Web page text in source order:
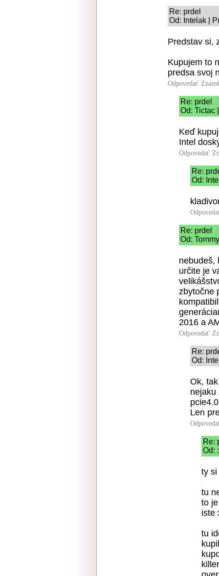
Re: prdel
Od: Intelak |
Predstav si,
Kupujem to
predsa svoj
Odpovedať
Re: prdel
Od: Tictac
Keď
Intel
Odpovedať
Re:
Od:
Re: prdel
Od:
nebudeš,
určite je
zbytočne
2016 a
Odpovedať
Re:
Od:
Ok,
nejaku
Len
Re:
Od:
ty si
tu
to
iste
tu